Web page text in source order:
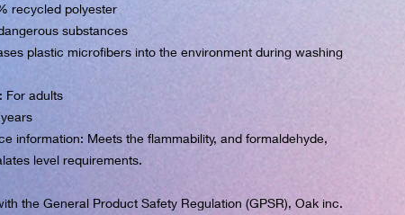
recycled polyester
substances
plastic microfibers into the environment during washing
For adults
information: Meets the flammability, and formaldehyde,
level requirements.
the General Product Safety Regulation (GPSR), Oak inc.